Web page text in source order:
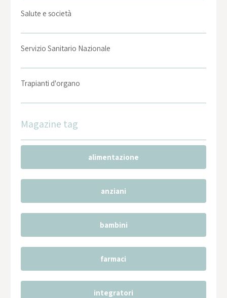
Salute e società
Servizio Sanitario Nazionale
Trapianti d'organo
Magazine tag
alimentazione
anziani
bambini
farmaci
integratori